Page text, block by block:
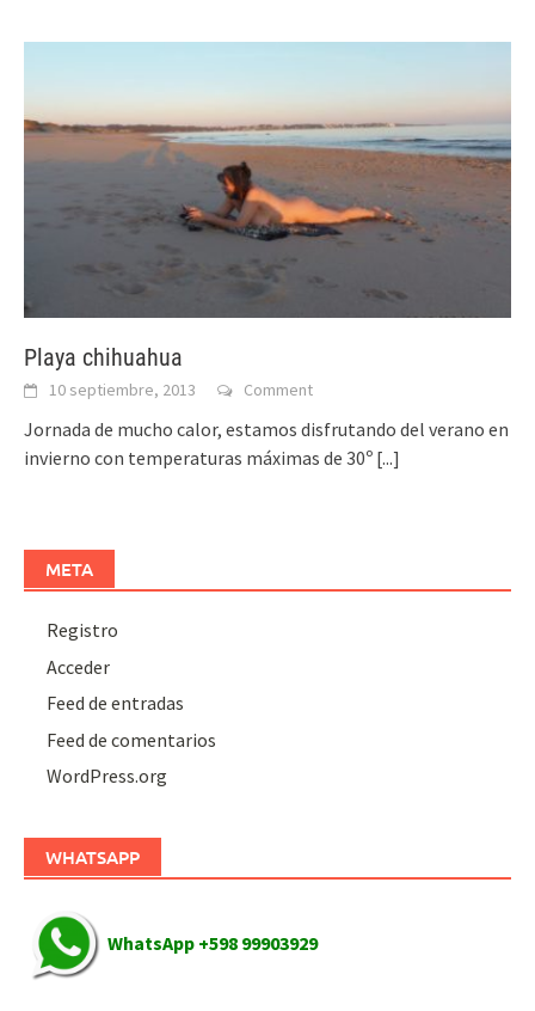
Playa chihuahua
10 septiembre, 2013 Comment
Jornada de mucho calor, estamos disfrutando del verano en
invierno con temperaturas máximas de 30º [...]
META
Registro
Acceder
Feed de entradas
Feed de comentarios
WordPress.org
WHATSAPP
WhatsApp +598 99903929